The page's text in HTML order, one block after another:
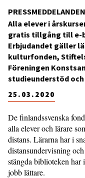
PRESSMEDDELANDEN
25.03.2020
Alla elever i
gratis tillgång till e-
Erbjudandet gäller
kulturfonden,
Föreningen
studieunderstöd
De finlandssvenska
alla elever och lärare
distans. Lärarna har i
distansundervisning
stängda biblioteken har
jobb lättare.